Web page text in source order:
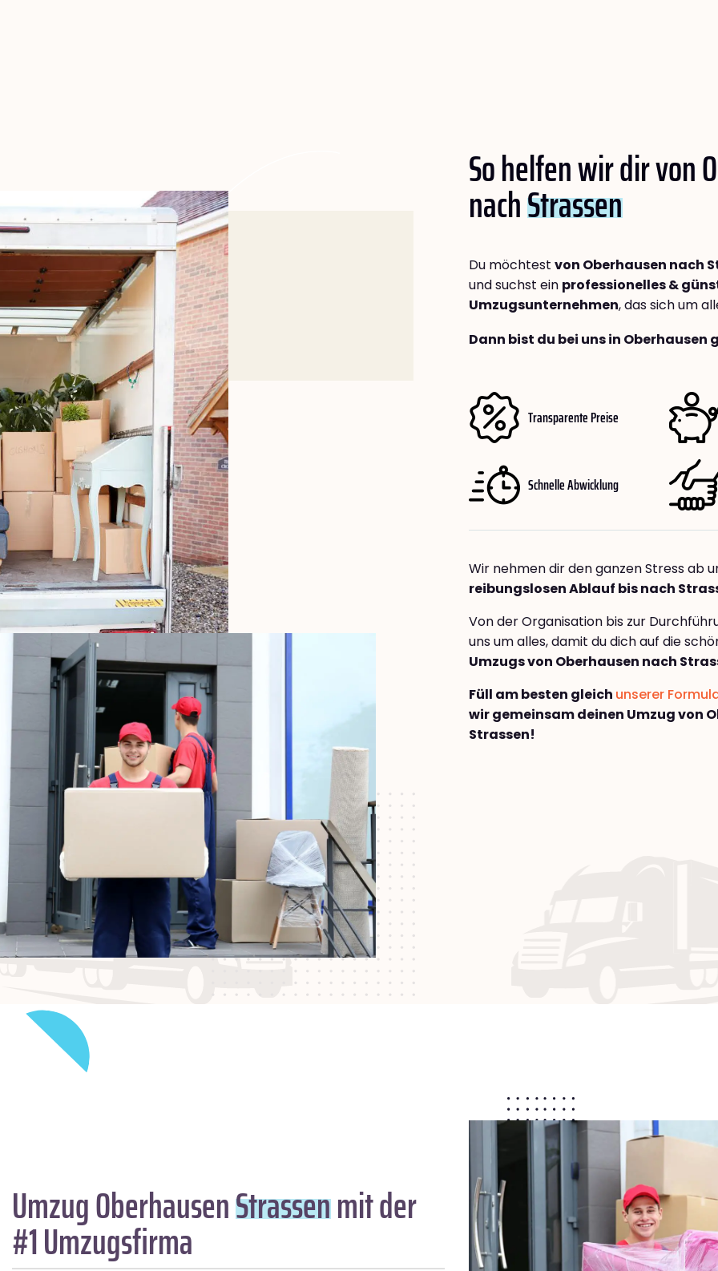
So helfen wir dir von
nachStrassen
Du möchtest von Oberhausen nach
und suchst ein professionelles &
Umzugsunternehmen, das sich um
Dann bist du bei uns in
Transparente Preise
Schnelle Abwicklung
Wir nehmen dir den ganzen Stress ab
reibungslosen Ablauf bis nach
Von der Organisation bis zur
uns um alles, damit du dich auf die
Umzugs von Oberhausen nach
Füll am besten gleich unserer
wir gemeinsam deinen Umzug von
Strassen!
Umzug OberhausenStrassenmit der
#1 Umzugsfirma